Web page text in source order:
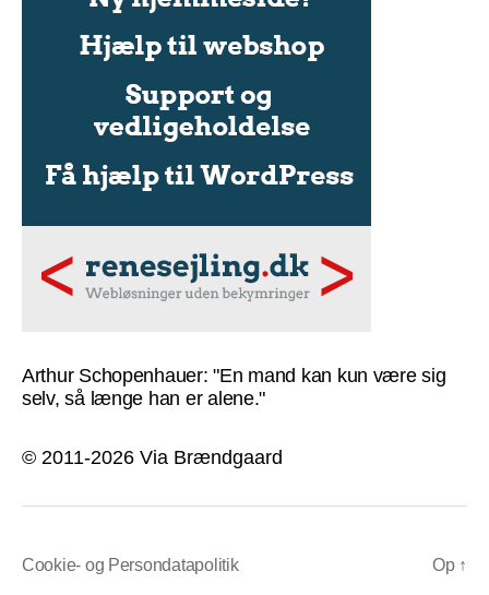
Arthur Schopenhauer: "En mand kan kun være sig
selv, så længe han er alene."
© 2011-2026 Via Brændgaard
Cookie- og Persondatapolitik Op ↑